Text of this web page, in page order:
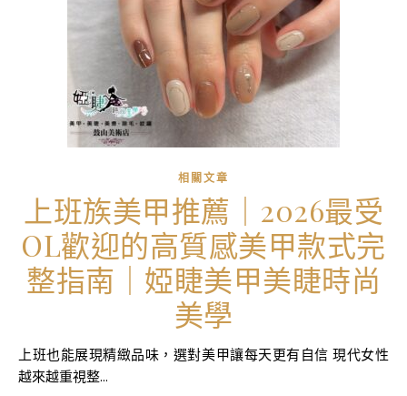
相關文章
上班族美甲推薦｜2026最受
OL歡迎的高質感美甲款式完
整指南｜婭睫美甲美睫時尚
美學
上班也能展現精緻品味，選對美甲讓每天更有自信 現代女性
越來越重視整...